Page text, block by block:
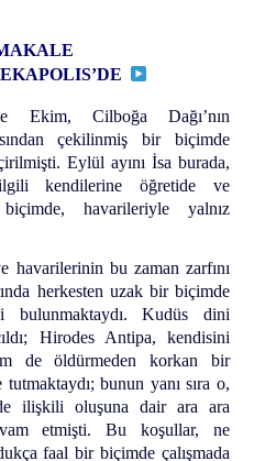
Ekim, Cilboğa Dağı’nın
çekilinmiş bir biçimde
Eylül ayını İsa burada,
kendilerine öğretide ve
havarileriyle yalnız
havarilerinin bu zaman zarfını
herkesten uzak bir biçimde
bulunmaktaydı. Kudüs dini
Hirodes Antipa, kendisini
de öldürmeden korkan bir
bunun yanı sıra o,
ilişkili oluşuna dair ara ara
etmişti. Bu koşullar, ne
faal bir biçimde çalışmada